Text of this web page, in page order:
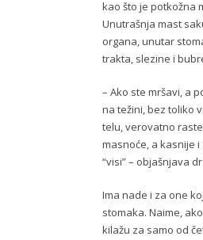
kao što je potkožna
Unutrašnja mast
organa, unutar
trakta, slezine i
– Ako ste mršavi, a
na težini, bez toliko
telu, verovatno
masnoće, a kasnije
“visi” – objašnjava
Ima nade i za one
stomaka. Naime,
kilažu za samo od